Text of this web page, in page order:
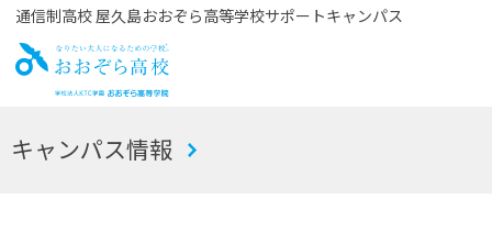
通信制高校 屋久島おおぞら高等学校サポートキャンパス
お
キャンパス情報